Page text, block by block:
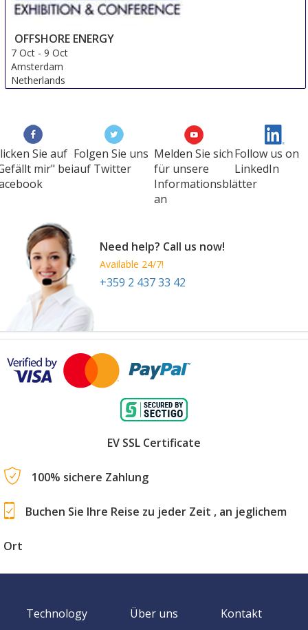
OFFSHORE ENERGY
7 Oct -9 Oct
Amsterdam
Netherlands
Sie auf
mir" bei
Folgen Sie uns
auf Twitter
Melden Sie sich
für unsere
Informationsblätter
an
Follow us on
LinkedIn
Need help? Call us now!
Available 24/7!
+359 2 437 33 42
EV SSL Certificate
100% sichere Zahlung
Buchen Sie Ihre Reise zu jeder Zeit , an jeglichem
Ort
Technology Über uns
Kontakt